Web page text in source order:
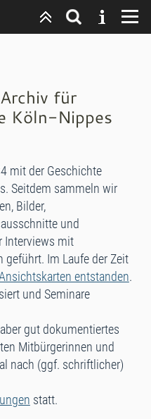
für
Köln-Nippes
mit der Geschichte
Seitdem sammeln wir
Bilder,
und
Interviews mit
geführt. Im Laufe der Zeit
entstanden.
und Seminare
gut dokumentiertes
Mitbürgerinnen und
nach (ggf. schriftlicher)
statt.